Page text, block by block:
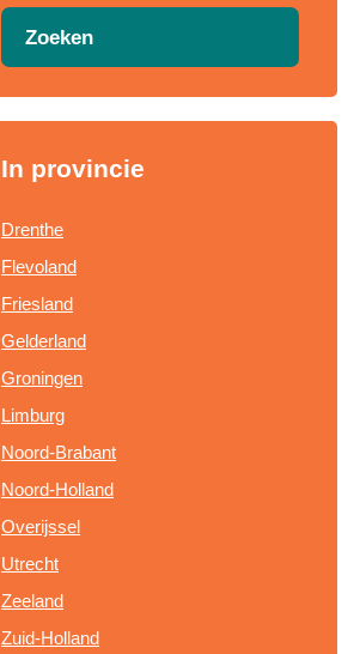
Zoeken
In provincie
Drenthe
Flevoland
Friesland
Gelderland
Groningen
Limburg
Noord-Brabant
Noord-Holland
Overijssel
Utrecht
Zeeland
Zuid-Holland